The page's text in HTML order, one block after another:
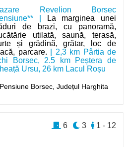
Revelion Borsec
|
La marginea unei
de brazi, cu panoramă,
utilată, saună, terasă,
și grădină, grătar, loc de
parcare. | 2,3 km Pârtia de
Borsec, 2.5 km Peștera de
Ursu, 26 km Lacul Roșu
Pensiune Borsec,Județul Harghita
1 - 12
3
6